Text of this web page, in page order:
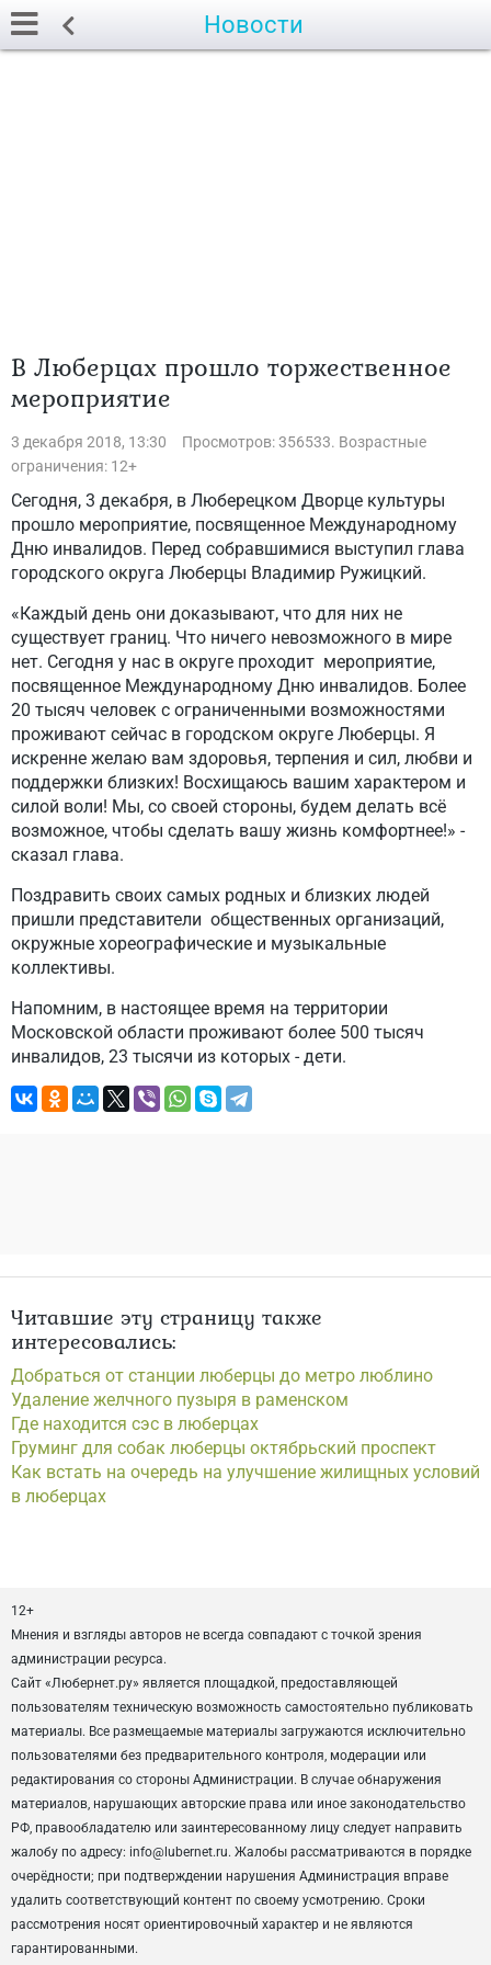
Новости
В Люберцах прошло торжественное
мероприятие
3 декабря 2018, 13:30
Просмотров: 356533. Возрастные
ограничения: 12+
Сегодня, 3 декабря, в Люберецком Дворце культуры
прошло мероприятие, посвященное Международному
Дню инвалидов. Перед собравшимися выступил глава
городского округа Люберцы Владимир Ружицкий.
«Каждый день они доказывают, что для них не
существует границ. Что ничего невозможного в мире
нет. Сегодня у нас в округе проходит мероприятие,
посвященное Международному Дню инвалидов. Более
20 тысяч человек с ограниченными возможностями
проживают сейчас в городском округе Люберцы. Я
искренне желаю вам здоровья, терпения и сил, любви и
поддержки близких! Восхищаюсь вашим характером и
силой воли! Мы, со своей стороны, будем делать всё
возможное, чтобы сделать вашу жизнь комфортнее!» -
сказал глава.
Поздравить своих самых родных и близких людей
пришли представители общественных организаций,
окружные хореографические и музыкальные
коллективы.
Напомним, в настоящее время на территории
Московской области проживают более 500 тысяч
инвалидов, 23 тысячи из которых - дети.
Читавшие эту страницу также
интересовались:
Добраться от станции люберцы до метро люблино
Удаление желчного пузыря в раменском
Где находится сэс в люберцах
Груминг для собак люберцы октябрьский проспект
Как встать на очередь на улучшение жилищных условий
в люберцах
12+
Мнения и взгляды авторов не всегда совпадают с точкой зрения
администрации ресурса.
Сайт «Любернет.ру» является площадкой, предоставляющей
пользователям техническую возможность самостоятельно публиковать
материалы. Все размещаемые материалы загружаются исключительно
пользователями без предварительного контроля, модерации или
редактирования со стороны Администрации. В случае обнаружения
материалов, нарушающих авторские права или иное законодательство
РФ, правообладателю или заинтересованному лицу следует направить
жалобу по адресу: info@lubernet.ru. Жалобы рассматриваются в порядке
очерёдности; при подтверждении нарушения Администрация вправе
удалить соответствующий контент по своему усмотрению. Сроки
рассмотрения носят ориентировочный характер и не являются
гарантированными.